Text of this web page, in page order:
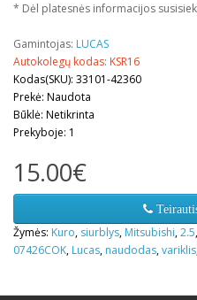
* Dėl platesnės informacijos
Gamintojas: LUCAS
Autokolegų kodas: KSR16
Kodas(SKU): 33101-42360
Prekė: Naudota
Būklė: Netikrinta
Prekyboje: 1
15.00€
Žymės: Kuro, siurblys, Mitsubishi,2.5,
07426COK, Lucas, naudodas,variklis